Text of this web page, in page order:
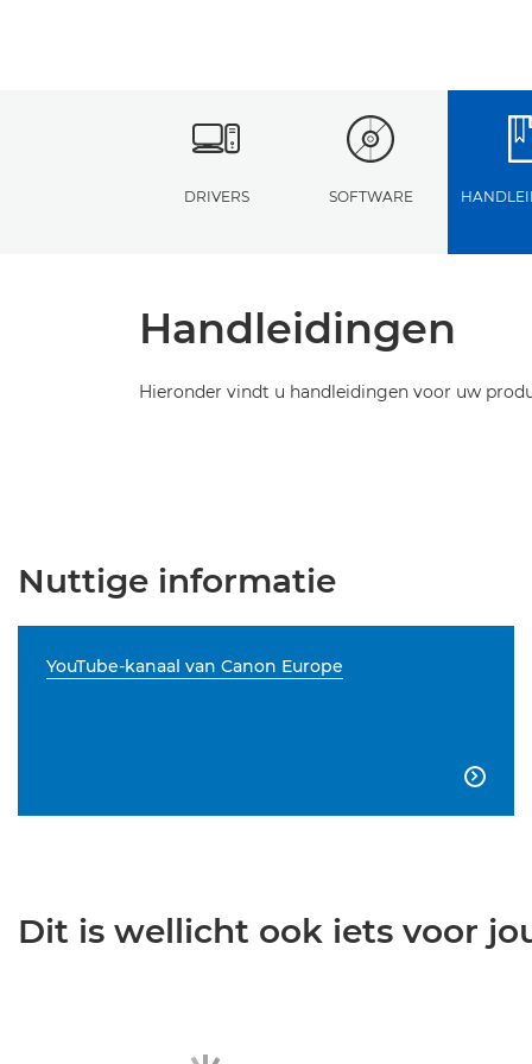
DRIVERS SOFTWARE
Handleidingen
Hieronder vindt u handleidingen voor uw
Nuttige informatie
YouTube-kanaal van Canon Europe

Dit is wellicht ook iets voor